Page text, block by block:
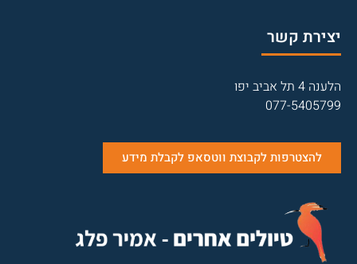
יצירת קשר
הלענה 4 תל אביב יפו
077-5405799
להצטרפות לקבוצת ווטסאפ לקבלת מידע